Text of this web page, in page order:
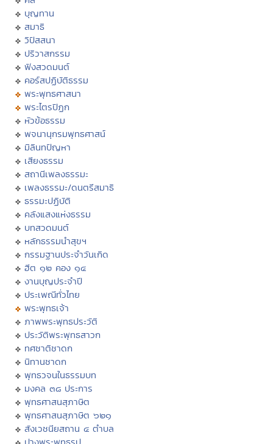
บุญทาน
สมาธิ
วิปัสสนา
ปริวาสกรรม
ฟังสวดมนต์
คอร์สปฏิบัติธรรม
พระพุทธศาสนา
พระไตรปิฏก
หัวข้อธรรม
พจนานุกรมพุทธศาสน์
มิลินทปัญหา
เสียงธรรม
สถานีเพลงธรรมะ
เพลงธรรมะ/ดนตรีสมาธิ
ธรรมะปฏิบัติ
คลังแสงแห่งธรรม
บทสวดมนต์
หลักธรรมนำสุขฯ
กรรมฐานประจำวันเกิด
ฮีต ๑๒ คอง ๑๔
งานบุญประจำปี
ประเพณีทั่วไทย
พระพุทธเจ้า
ภาพพระพุทธประวัติ
ประวัติพระพุทธสาวก
ทศชาติชาดก
นิทานชาดก
พุทธวจนในธรรมบท
มงคล ๓๘ ประการ
พุทธศาสนสุภาษิต
พุทธศาสนสุภาษิต ๖๒๑
สังเวชนียสถาน ๔ ตำบล